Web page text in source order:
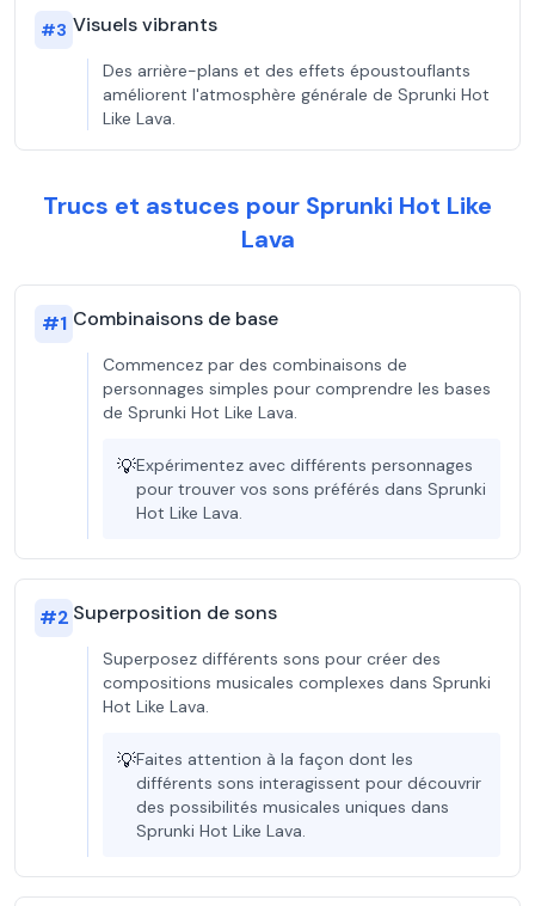
#3 Visuels vibrants
Des arrière-plans et des effets époustouflants
améliorent l'atmosphère générale de Sprunki Hot
Like Lava.
Trucs et astuces pour Sprunki Hot Like
Lava
#1 Combinaisons de base
Commencez par des combinaisons de
personnages simples pour comprendre les bases
de Sprunki Hot Like Lava.
💡Expérimentez avec différents personnages
pour trouver vos sons préférés dans Sprunki
Hot Like Lava.
#2 Superposition de sons
Superposez différents sons pour créer des
compositions musicales complexes dans Sprunki
Hot Like Lava.
💡Faites attention à la façon dont les
différents sons interagissent pour découvrir
des possibilités musicales uniques dans
Sprunki Hot Like Lava.